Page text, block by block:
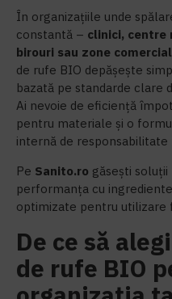
În organizațiile unde
constantă – clinici, centre
birouri sau zone
de rufe BIO depășește
bazată pe standarde clare
Ai nevoie de eficiență
pentru materiale și o
internă de responsabilitate
Pe Sanito.ro găsești
performanța cu
optimizate pentru utilizare
De ce să
de rufe BIO